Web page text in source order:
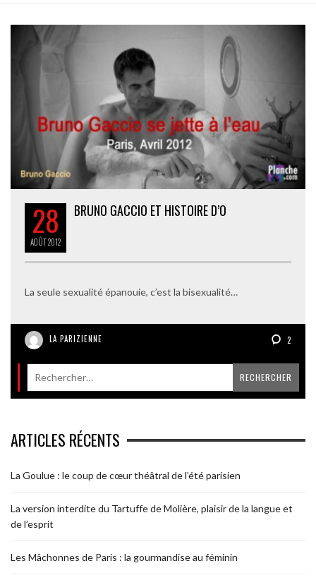
28
AOÛT2012
BRUNO GACCIO ET HISTOIRE D’O
La seule sexualité épanouie, c’est la bisexualité…
LA PARIZIENNE 2
ARTICLES RÉCENTS
La Goulue : le coup de cœur théâtral de l’été parisien
La version interdite du Tartuffe de Molière, plaisir de la langue et
de l’esprit
Les Mâchonnes de Paris : la gourmandise au féminin